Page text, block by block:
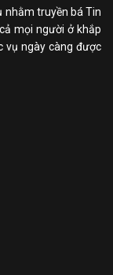
nhằm truyền bá Tin
mọi người ở khắp
vụ ngày càng được